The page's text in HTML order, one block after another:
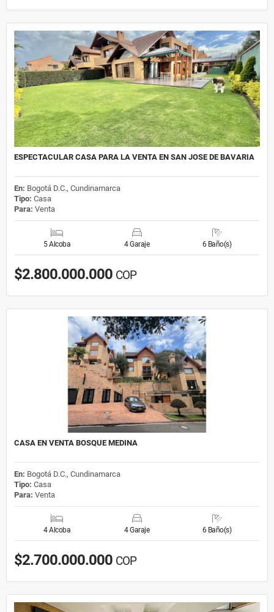
ESPECTACULAR CASA PARA LA VENTA EN SAN JOSE DE BAVARIA
En: Bogotá D.C., Cundinamarca
Tipo: Casa
Para: Venta
5 Alcoba 4 Garaje 6 Baño(s)
$2.800.000.000 COP
CASA EN VENTA BOSQUE MEDINA
En: Bogotá D.C., Cundinamarca
Tipo: Casa
Para: Venta
4 Alcoba 4 Garaje 6 Baño(s)
$2.700.000.000 COP